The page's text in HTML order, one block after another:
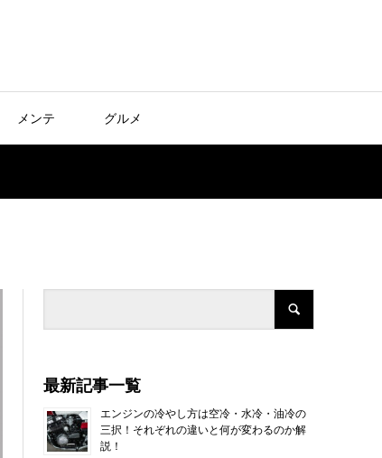
メンテ グルメ
最新記事一覧
エンジンの冷やし方は空冷・水冷・油冷の
三択！それぞれの違いと何が変わるのか解
説！